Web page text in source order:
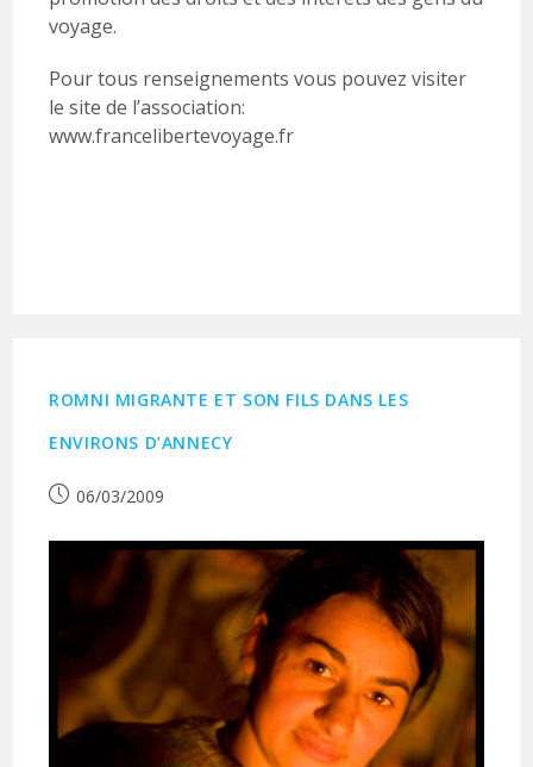
voyage.
Pour tous renseignements vous pouvez visiter
le site de l’association:
www.francelibertevoyage.fr
ROMNI MIGRANTE ET SON FILS DANS LES
ENVIRONS D’ANNECY
Publication
06/03/2009